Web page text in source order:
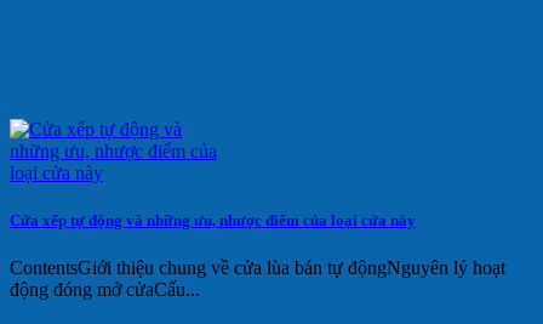
Cửa xếp tự động và những ưu, nhược điểm của loại cửa này
ContentsGiới thiệu chung về cửa lùa bán tự độngNguyên lý hoạt
động đóng mở cửaCấu...